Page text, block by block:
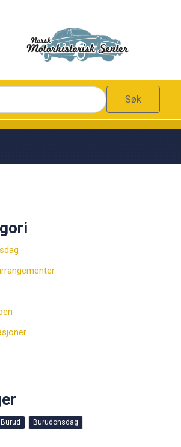
Søk
Burud Burudonsdag